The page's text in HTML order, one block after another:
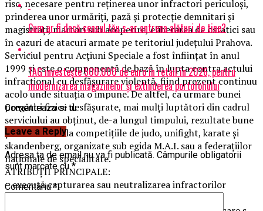
risc, necesare pentru reţinerea unor infractori periculoşi,
prinderea unor urmăriţi, pază şi protecţie demnitari şi
magistraţi, martori sub acoperire, eliberarea de ostatici sau
în cazuri de atacuri armate pe teritoriul judeţului Prahova.
Serviciul pentru Acţiuni Speciale a fost înfiinţat în anul
1999 şi este o componentă de bază în lupta contra actului
infracţional cu desfăşurare violentă, fiind prezent continuu
acolo unde situaţia o impune. De altfel, ca urmare bunei
pregătiri fizice desfăşurate, mai mulţi luptători din cadrul
serviciului au obţinut, de-a lungul timpului, rezultate bune
şi foarte bune la competiţiile de judo, unifight, karate şi
skandenberg, organizate sub egida M.A.I. sau a federaţiilor
naţionale de specialitate.
ATRIBUŢII PRINCIPALE:
– execută capturarea sau neutralizarea infractorilor
Cum ar fi dacă ceasul tău s-ar antrena alături de tine?
TAG investește 500.000 de euro în retail în 2026, pentru
modernizarea magazinelor și extinderea portofoliului
Comenteaza si tu
Leave a Reply
Adresa ta de email nu va fi publicată. Câmpurile obligatorii
sunt marcate cu*
Comentariu*